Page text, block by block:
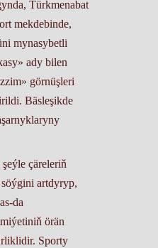
Türkmenabat
mekdebinde,
mynasybetli
ady bilen
görnüşleri
Bäsleşikde
çäreleriň
artdyryp,
da
örän
Sporty